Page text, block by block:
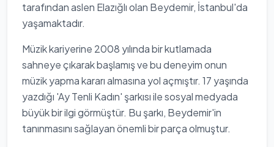
tarafından aslen Elazığlı olan Beydemir, İstanbul'da
yaşamaktadır.
Müzik kariyerine 2008 yılında bir kutlamada
sahneye çıkarak başlamış ve bu deneyim onun
müzik yapma kararı almasına yol açmıştır. 17 yaşında
yazdığı 'Ay Tenli Kadın' şarkısı ile sosyal medyada
büyük bir ilgi görmüştür. Bu şarkı, Beydemir'in
tanınmasını sağlayan önemli bir parça olmuştur.